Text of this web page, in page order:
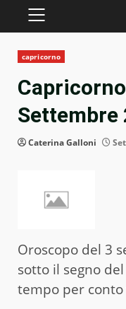
PRIMARY
capricorno
Settembre
Caterina Galloni
Oroscopo del 3
sotto il segno
tempo per conto